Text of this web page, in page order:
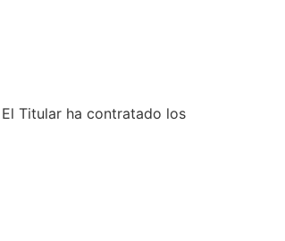
Titular ha contratado los